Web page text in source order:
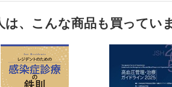
、こんな商品も買ってい